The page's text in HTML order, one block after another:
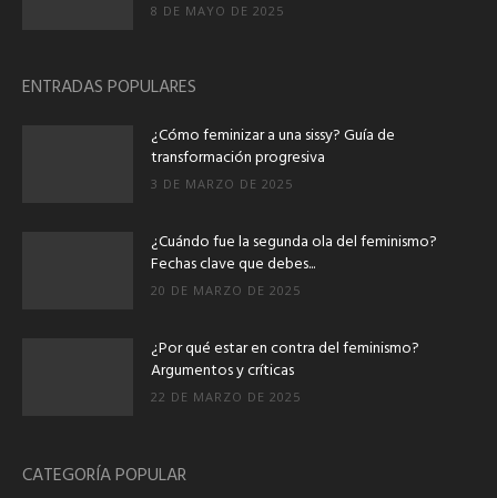
8 DE MAYO DE 2025
ENTRADAS POPULARES
¿Cómo feminizar a una sissy? Guía de
transformación progresiva
3 DE MARZO DE 2025
¿Cuándo fue la segunda ola del feminismo?
Fechas clave que debes...
20 DE MARZO DE 2025
¿Por qué estar en contra del feminismo?
Argumentos y críticas
22 DE MARZO DE 2025
CATEGORÍA POPULAR